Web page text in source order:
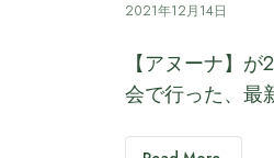
2021年12月14日
【アヌーナ】
会で行った、最